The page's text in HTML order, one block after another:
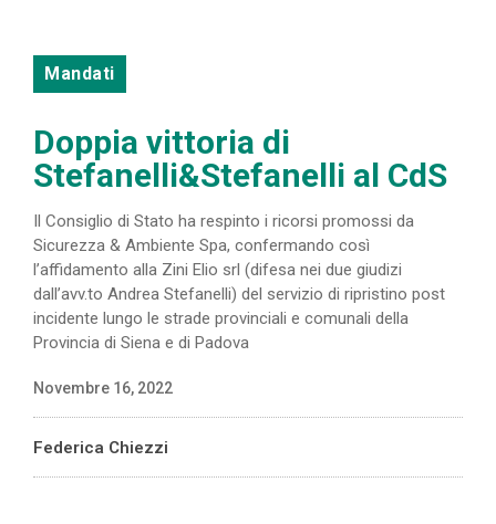
Mandati
Doppia vittoria di
Stefanelli&Stefanelli al CdS
Il Consiglio di Stato ha respinto i ricorsi promossi da
Sicurezza & Ambiente Spa, confermando così
l’affidamento alla Zini Elio srl (difesa nei due giudizi
dall’avv.to Andrea Stefanelli) del servizio di ripristino post
incidente lungo le strade provinciali e comunali della
Provincia di Siena e di Padova
Novembre 16, 2022
Federica Chiezzi